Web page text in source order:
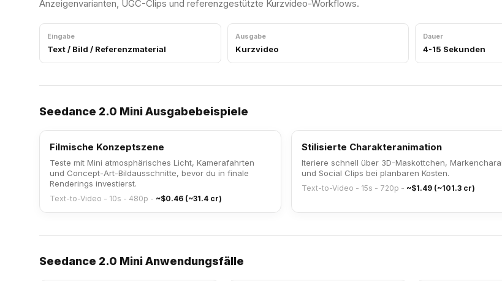
Anzeigenvarianten, UGC-Clips und referenzgestützte Kurzvideo-Workflows.
Eingabe
Text / Bild / Referenzmaterial
Ausgabe
Kurzvideo
Dauer
4-15 Sekunden
Seedance 2.0 Mini Ausgabebeispiele
Filmische Konzeptszene
Teste mit Mini atmosphärisches Licht, Kamerafahrten
und Concept-Art-Bildausschnitte, bevor du in finale
Renderings investierst.
Text-to-Video - 10s - 480p - ~$0.46 (~31.4 cr)
Stilisierte Charakteranimation
Iteriere schnell über 3D-Maskottchen,
und Social Clips bei planbaren Kosten.
Text-to-Video - 15s - 720p - ~$1.49 (~101.3 cr)
Seedance 2.0 Mini Anwendungsfälle